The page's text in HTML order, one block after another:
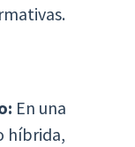
En una
híbrida,